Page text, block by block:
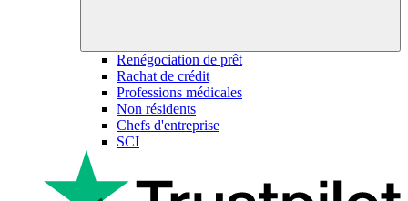
Renégociation de prêt
Rachat de crédit
Professions médicales
Non résidents
Chefs d'entreprise
SCI